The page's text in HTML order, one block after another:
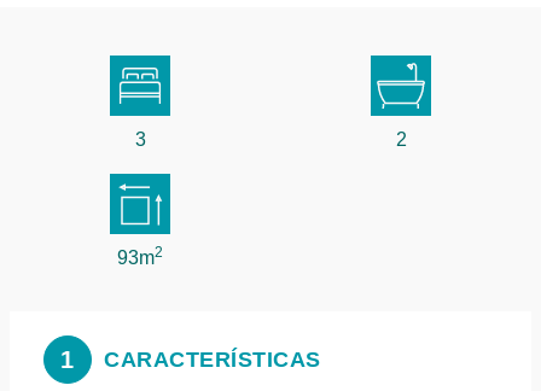
3 2
93m2
1 CARACTERÍSTICAS